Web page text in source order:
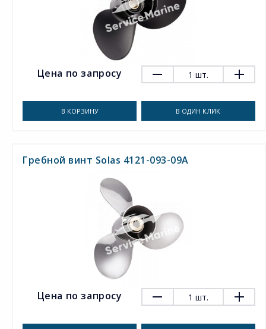
Цена по запросу 1 шт.
В КОРЗИНУ В ОДИН КЛИК
Гребной винт Solas 4121-093-09A
Цена по запросу 1 шт.